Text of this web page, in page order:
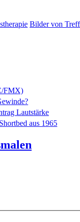
Bilder von
FMX)
Lautstärke
aus 1965